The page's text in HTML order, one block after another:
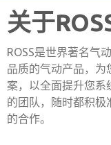
关于
ROSS是世界著名气
品质的气动产品，为
案，以全面提升您系
的团队，随时都积极
的合作。